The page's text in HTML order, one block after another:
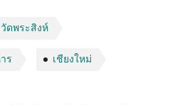
วัดพระสิงห์
ร เชียงใหม่